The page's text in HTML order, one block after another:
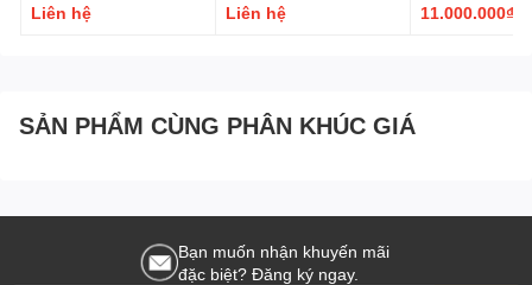
Liên hệ Liên hệ 11.000.000₫
SẢN PHẨM CÙNG PHÂN KHÚC GIÁ
Bạn muốn nhận khuyến mãi
đặc biệt? Đăng ký ngay.